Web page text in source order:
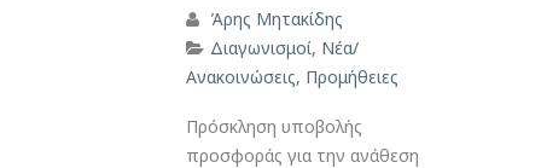
Άρης Μητακίδης
Διαγωνισμοί, Νέα/
Ανακοινώσεις, Προμήθειες
Πρόσκληση υποβολής
προσφοράς για την ανάθεση